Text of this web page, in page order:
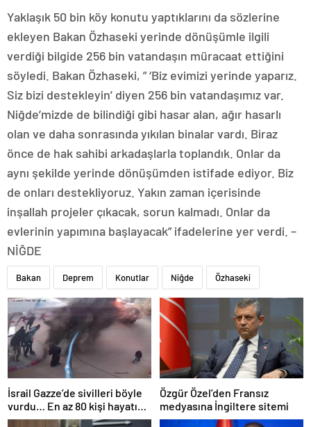
Yaklaşık 50 bin köy konutu yaptıklarını da sözlerine
ekleyen Bakan Özhaseki yerinde dönüşümle ilgili
verdiği bilgide 256 bin vatandaşın müracaat ettiğini
söyledi. Bakan Özhaseki, ” ‘Biz evimizi yerinde yaparız.
Siz bizi destekleyin’ diyen 256 bin vatandaşımız var.
Niğde’mizde de bilindiği gibi hasar alan, ağır hasarlı
olan ve daha sonrasında yıkılan binalar vardı. Biraz
önce de hak sahibi arkadaşlarla toplandık. Onlar da
aynı şekilde yerinde dönüşümden istifade ediyor. Biz
de onları destekliyoruz. Yakın zaman içerisinde
inşallah projeler çıkacak, sorun kalmadı. Onlar da
evlerinin yapımına başlayacak” ifadelerine yer verdi. –
NİĞDE
Bakan Deprem Konutlar Niğde Özhaseki
İsrail Gazze’de sivilleri böyle
vurdu… En az 80 kişi hayatını
kaybetti
Özgür Özel’den Fransız
medyasına İngiltere sitemi